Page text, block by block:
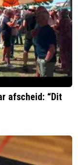
afscheid: “Dit